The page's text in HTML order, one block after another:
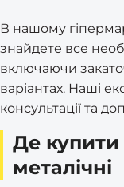
В нашому
знайдете все
включаючи
варіантах. Наші
консультації та
Де купити
металічні